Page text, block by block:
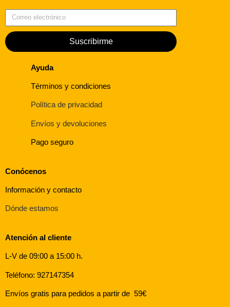
Suscribirme
Ayuda
Términos y condiciones
Política de privacidad
Envíos y devoluciones
Pago seguro
Conócenos
Información y contacto
Dónde estamos
Atención al cliente
L-V de 09:00 a 15:00 h.
Teléfono: 927147354
Envíos gratis para pedidos a partir de 59€